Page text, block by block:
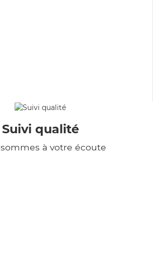
Suivi qualité
à votre écoute